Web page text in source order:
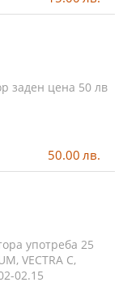
заден цена 50 лв
50.00 лв.
употреба 25
VECTRA C,
02.15